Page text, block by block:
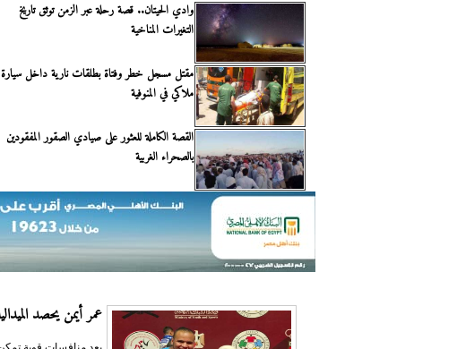
وادي الحيتان.. قصة رحلة عبر الزمن توثق تاريخ
التغيرات المناخية
مقتل مسجل خطر وفتاة بطلقات نارية داخل سيارة
ملاكي في المنوفية
القصة الكاملة للعثور على صيادي الصقور المفقودين
بالصحراء الغربية
عمر أيمن يحصد